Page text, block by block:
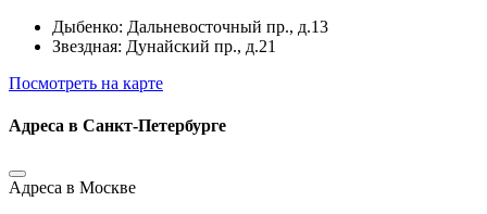
Дыбенко: Дальневосточный пр., д.13
Звездная: Дунайский пр., д.21
Посмотреть на карте
Адреса в Санкт-Петербурге
Адреса в Москве